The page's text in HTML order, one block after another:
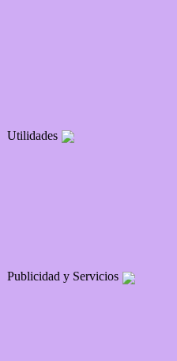
Utilidades
Publicidad y Servicios